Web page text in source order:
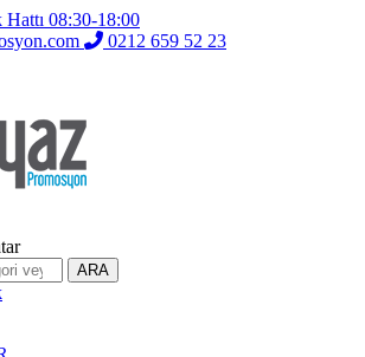
08:30-18:00
0212 659 52 23
ARA